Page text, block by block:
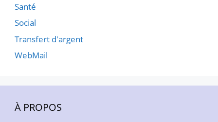
Santé
Social
Transfert d'argent
WebMail
À PROPOS